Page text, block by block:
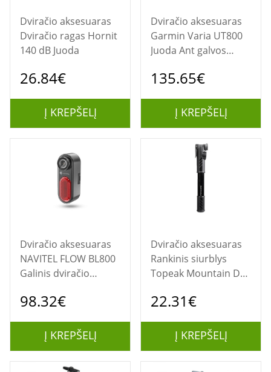
Dviračio aksesuaras
Dviračio ragas Hornit
140 dB Juoda
26.84€
Į KREPŠELĮ
Dviračio aksesuaras
Garmin Varia UT800
Juoda Ant galvos
žibintuvėlis
135.65€
Į KREPŠELĮ
Dviračio aksesuaras
NAVITEL FLOW BL800
Galinis dviračio
įrašymo įrenginiu
98.32€
Į KREPŠELĮ
Dviračio aksesuaras
Rankinis siurblys
Topeak Mountain DA
Manometras
22.31€
Į KREPŠELĮ